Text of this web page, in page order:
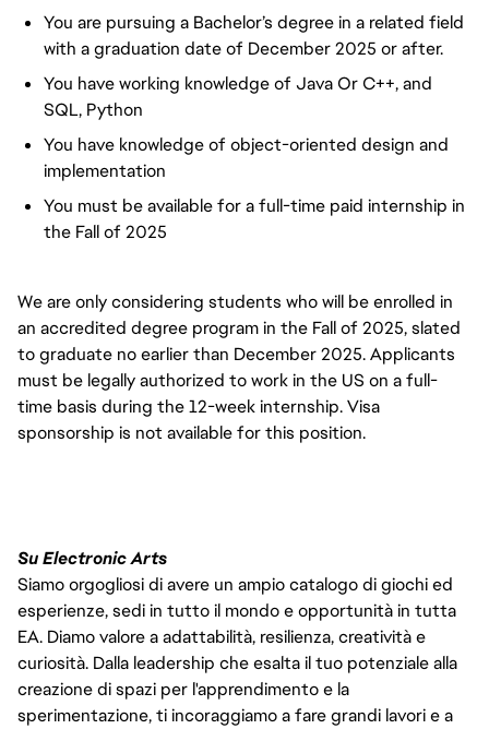
You are pursuing a Bachelor’s degree in a related field
with a graduation date of December 2025 or after.
You have working knowledge of Java Or C++, and
SQL, Python
You have knowledge of object-oriented design and
implementation
You must be available for a full-time paid internship in
the Fall of 2025
We are only considering students who will be enrolled in
an accredited degree program in the Fall of 2025, slated
to graduate no earlier than December 2025. Applicants
must be legally authorized to work in the US on a full-
time basis during the 12-week internship. Visa
sponsorship is not available for this position.
Su Electronic Arts
Siamo orgogliosi di avere un ampio catalogo di giochi ed
esperienze, sedi in tutto il mondo e opportunità in tutta
EA. Diamo valore a adattabilità, resilienza, creatività e
curiosità. Dalla leadership che esalta il tuo potenziale alla
creazione di spazi per l'apprendimento e la
sperimentazione, ti incoraggiamo a fare grandi lavori e a